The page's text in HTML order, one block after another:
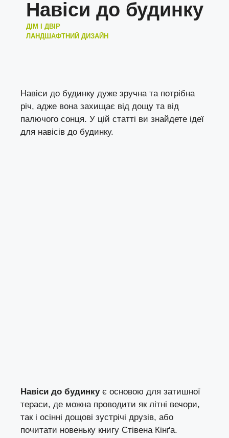
Навіси до будинку
ДІМ І ДВІР
ЛАНДШАФТНИЙ ДИЗАЙН
Навіси до будинку дуже зручна та потрібна
річ, адже вона захищає від дощу та від
палючого сонця. У цій статті ви знайдете ідеї
для навісів до будинку.
Навіси до будинкує основою для затишної
тераси, де можна проводити як літні вечори,
так і осінні дощові зустрічі друзів, або
почитати новеньку книгу Стівена Кінґа.